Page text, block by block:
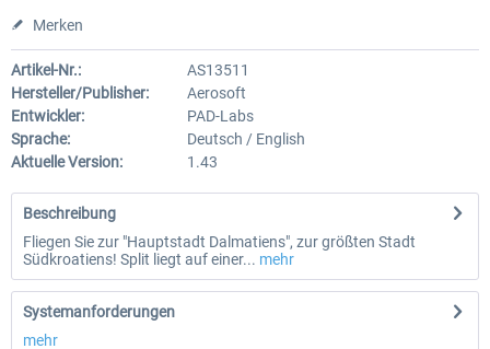
Merken
Artikel-Nr.:
AS13511
Hersteller/Publisher:
Aerosoft
Entwickler:
PAD-Labs
Sprache:
Deutsch / English
Aktuelle Version:
1.43
Beschreibung
Fliegen Sie zur "Hauptstadt Dalmatiens", zur größten Stadt
Südkroatiens! Split liegt auf einer... mehr
Systemanforderungen
mehr